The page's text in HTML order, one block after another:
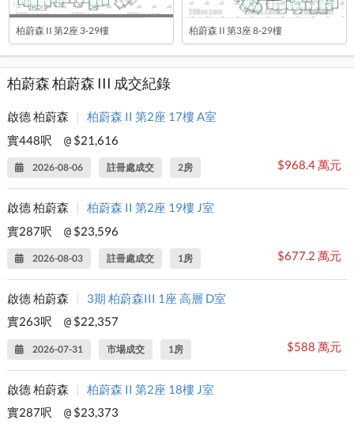
柏蔚森 II 第2座 3-29樓 柏蔚森 II 第3座 8-29樓
柏蔚森 柏蔚森 III 成交紀錄
啟德 柏蔚森
柏蔚森 II 第2座 17樓 A室
實448呎
@ $21,616
2026-08-06 註冊處成交 2房 $968.4 萬元
啟德 柏蔚森 |
柏蔚森 II 第2座 19樓 J室
實287呎
@ $23,596
2026-08-03 註冊處成交 1房 $677.2 萬元
啟德 柏蔚森 |
3期 柏蔚森III 1座 高層 D室
實263呎
@ $22,357
2026-07-31 市場成交 1房 $588 萬元
啟德 柏蔚森 |
柏蔚森 II 第2座 18樓 J室
實287呎
@ $23,373